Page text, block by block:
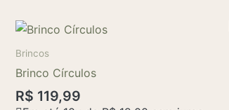
Brincos
Brinco Círculos
R$ 119,99